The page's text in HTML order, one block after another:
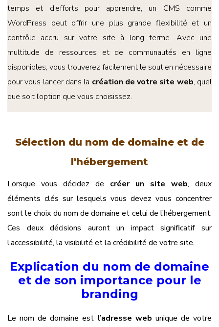
temps et d’efforts pour apprendre, un CMS comme
WordPress peut offrir une plus grande flexibilité et un
contrôle accru sur votre site à long terme. Avec une
multitude de ressources et de communautés en ligne
disponibles, vous trouverez facilement le soutien nécessaire
pour vous lancer dans la création de votre site web, quel
que soit l’option que vous choisissez.
Sélection du nom de domaine et de
l'hébergement
Lorsque vous décidez de créer un site web, deux
éléments clés sur lesquels vous devez vous concentrer
sont le choix du nom de domaine et celui de l’hébergement.
Ces deux décisions auront un impact significatif sur
l’accessibilité, la visibilité et la crédibilité de votre site.
Explication du nom de domaine
et de son importance pour le
branding
Le nom de domaine est l’adresse web unique de votre